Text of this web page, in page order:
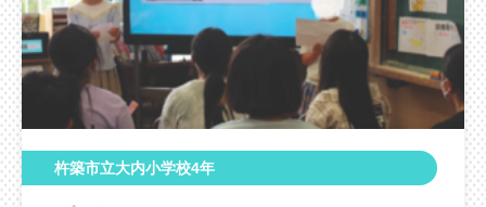
杵築市立大内小学校4年